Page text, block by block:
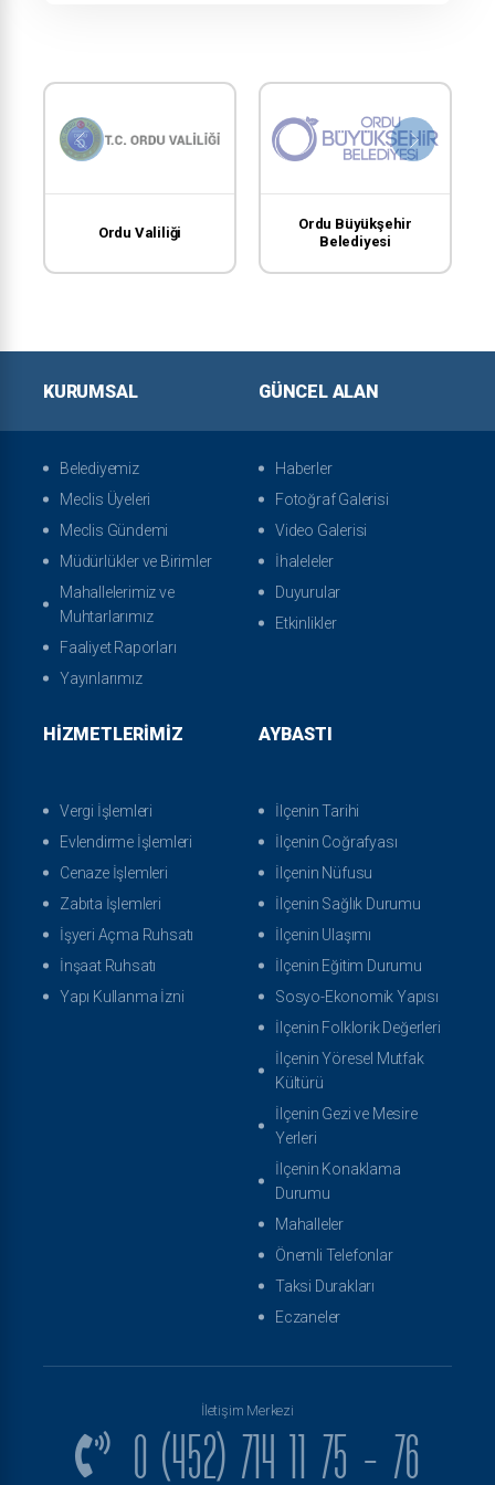
Ordu Valiliği
Ordu Büyükşehir
Belediyesi
KURUMSAL
Belediyemiz
Meclis Üyeleri
Meclis Gündemi
Müdürlükler ve Birimler
Mahallelerimiz ve
Muhtarlarımız
Faaliyet Raporları
Yayınlarımız
GÜNCEL ALAN
Haberler
Fotoğraf Galerisi
Video Galerisi
İhaleleler
Duyurular
Etkinlikler
HIZMETLERIMIZ
Vergi İşlemleri
Evlendirme İşlemleri
Cenaze İşlemleri
Zabıta İşlemleri
İşyeri Açma Ruhsatı
İnşaat Ruhsatı
Yapı Kullanma İzni
AYBASTI
İlçenin Tarihi
İlçenin Coğrafyası
İlçenin Nüfusu
İlçenin Sağlık Durumu
İlçenin Ulaşımı
İlçenin Eğitim Durumu
Sosyo-Ekonomik Yapısı
İlçenin Folklorik Değerleri
İlçenin Yöresel Mutfak
Kültürü
İlçenin Gezi ve Mesire
Yerleri
İlçenin Konaklama
Durumu
Mahalleler
Önemli Telefonlar
Taksi Durakları
Eczaneler
İletişim Merkezi
0 (452) 714 11 75 - 76